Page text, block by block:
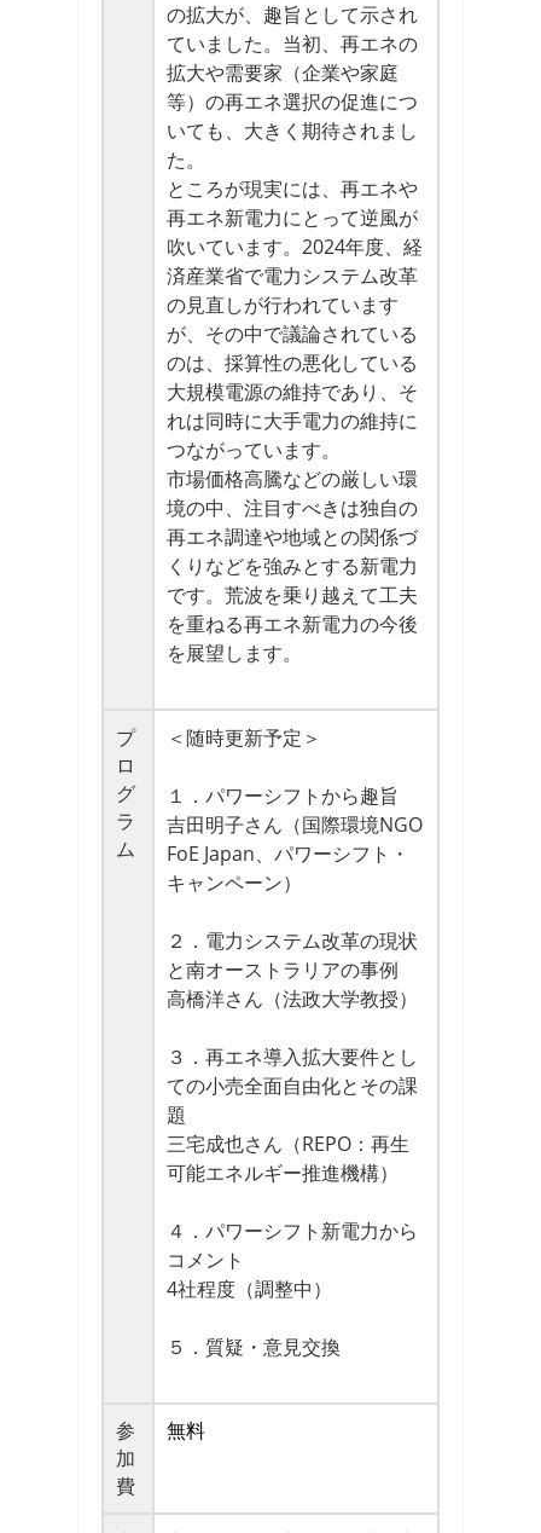
の拡大が、趣旨として示され
ていました。当初、再エネの
拡大や需要家（企業や家庭
等）の再エネ選択の促進につ
いても、大きく期待されまし
た。
ところが現実には、再エネや
再エネ新電力にとって逆風が
吹いています。2024年度、経
済産業省で電力システム改革
の見直しが行われています
が、その中で議論されている
のは、採算性の悪化している
大規模電源の維持であり、そ
れは同時に大手電力の維持に
つながっています。
市場価格高騰などの厳しい環
境の中、注目すべきは独自の
再エネ調達や地域との関係づ
くりなどを強みとする新電力
です。荒波を乗り越えて工夫
を重ねる再エネ新電力の今後
を展望します。
プ
ロ
グ
ラ
ム
＜随時更新予定＞
１．パワーシフトから趣旨
吉田明子さん（国際環境NGO
FoE Japan、パワーシフト・
キャンペーン）
２．電力システム改革の現状
と南オーストラリアの事例
高橋洋さん（法政大学教授）
３．再エネ導⼊拡⼤要件とし
ての⼩売全⾯⾃由化とその課
題
三宅成也さん（REPO：再生
可能エネルギー推進機構）
４．パワーシフト新電力から
コメント
4社程度（調整中）
５．質疑・意見交換
参
加
費
無料